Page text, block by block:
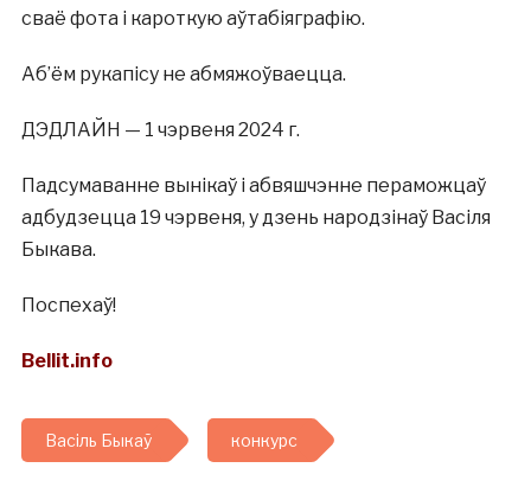
сваё фота і кароткую аўтабіяграфію.
Аб’ём рукапісу не абмяжоўваецца.
ДЭДЛАЙН — 1 чэрвеня 2024 г.
Падсумаванне вынікаў і абвяшчэнне пераможцаў
адбудзецца 19 чэрвеня, у дзень народзінаў Васіля
Быкава.
Поспехаў!
Bellit.info
Васіль Быкаў конкурс